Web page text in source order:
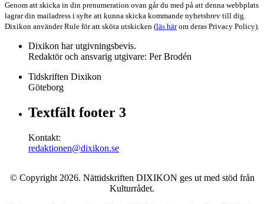
Genom att skicka in din prenumeration ovan går du med på att denna webbplats
lagrar din mailadress i syfte att kunna skicka kommande nyhetsbrev till dig.
Dixikon använder Rule för att sköta utskicken (läs härom deras Privacy Policy).
Dixikon har utgivningsbevis.
Redaktör och ansvarig utgivare: Per Brodén
Tidskriften Dixikon
Göteborg
Textfält footer 3
Kontakt:
redaktionen@dixikon.se
© Copyright 2026. Nättidskriften DIXIKON ges ut med stöd från
Kulturrådet.